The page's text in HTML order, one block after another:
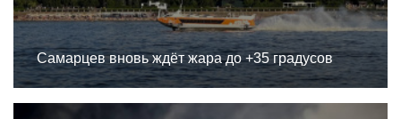
Самарцев вновь ждёт жара до +35 градусов